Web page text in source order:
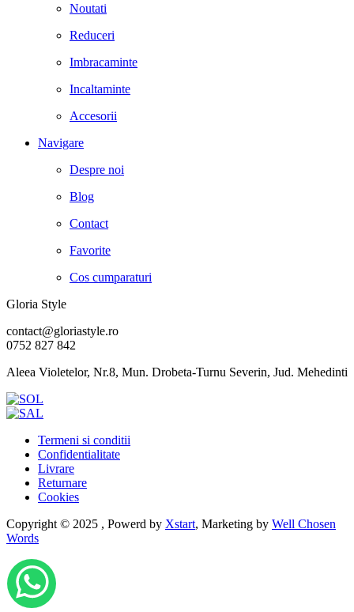
Noutati
Reduceri
Imbracaminte
Incaltaminte
Accesorii
Navigare
Despre noi
Blog
Contact
Favorite
Cos cumparaturi
Gloria Style
contact@gloriastyle.ro
0752 827 842
Aleea Violetelor, Nr.8, Mun. Drobeta-Turnu Severin, Jud. Mehedinti
Termeni si conditii
Confidentialitate
Livrare
Returnare
Cookies
Copyright © 2025 , Powerd by Xstart, Marketing by Well Chosen
Words